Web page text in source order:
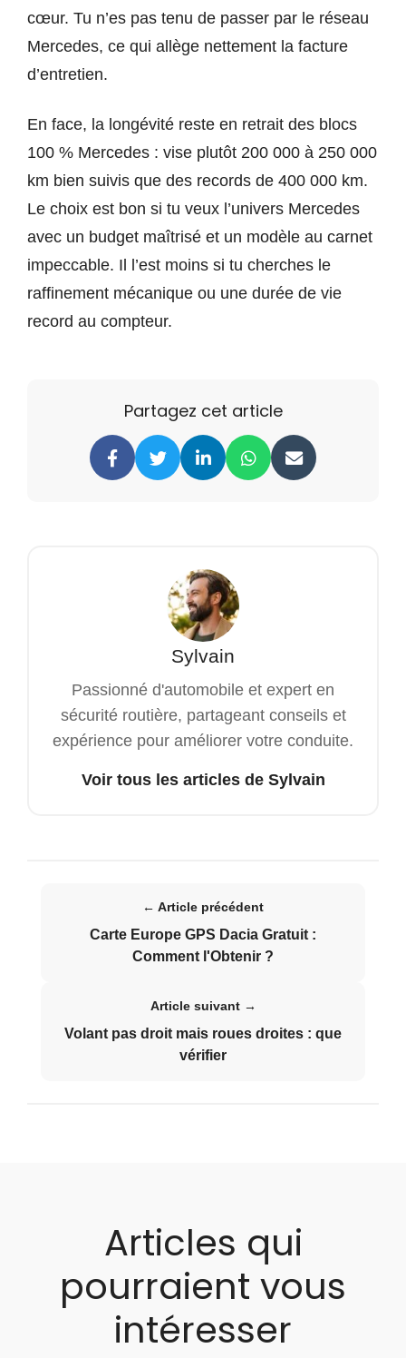
cœur. Tu n’es pas tenu de passer par le réseau
Mercedes, ce qui allège nettement la facture
d’entretien.
En face, la longévité reste en retrait des blocs
100 % Mercedes : vise plutôt 200 000 à 250 000
km bien suivis que des records de 400 000 km.
Le choix est bon si tu veux l’univers Mercedes
avec un budget maîtrisé et un modèle au carnet
impeccable. Il l’est moins si tu cherches le
raffinement mécanique ou une durée de vie
record au compteur.
Partagez cet article
Sylvain
Passionné d'automobile et expert en
sécurité routière, partageant conseils et
expérience pour améliorer votre conduite.
Voir tous les articles de Sylvain
← Article précédent
Carte Europe GPS Dacia Gratuit :
Comment l'Obtenir ?
Article suivant →
Volant pas droit mais roues droites : que
vérifier
Articles qui
pourraient vous
intéresser